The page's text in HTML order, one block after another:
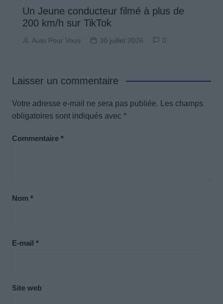
Un Jeune conducteur filmé à plus de
200 km/h sur TikTok
Auto Pour Vous 30 juillet 2026 0
Laisser un commentaire
Votre adresse e-mail ne sera pas publiée.
Les champs
obligatoires sont indiqués avec *
Commentaire *
Nom *
E-mail *
Site web